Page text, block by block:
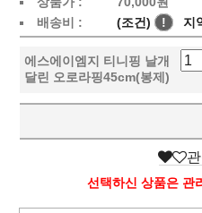
배송비 :
(조건) ! 지
에스에이엠지 티니핑 날개
달린 오로라핑45cm(봉제)
선택하신 상품은 관